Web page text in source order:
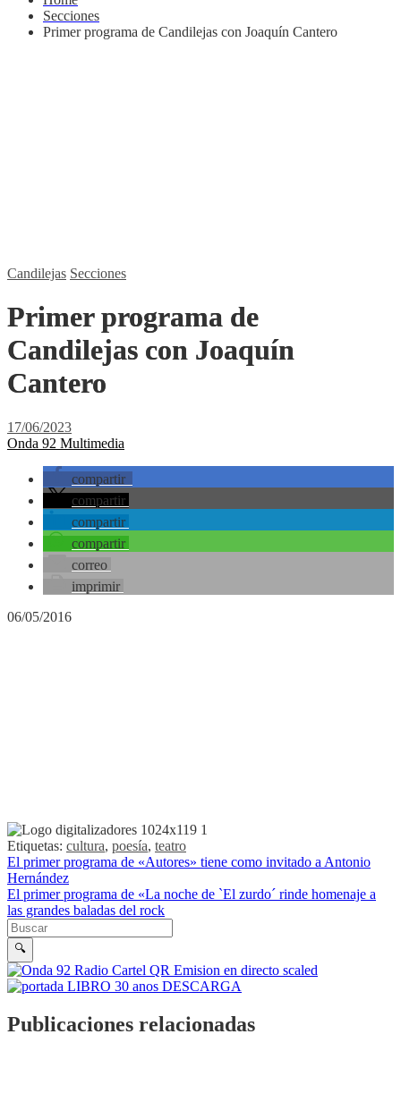
Secciones
Primer programa de Candilejas con Joaquín Cantero
Candilejas Secciones
Primer programa de
Candilejas con Joaquín
Cantero
17/06/2023
Onda 92 Multimedia
compartir
compartir
compartir
compartir
correo
imprimir
06/05/2016
Etiquetas: cultura, poesía, teatro
Navegación de entradas
El primer programa de «Autores» tiene como invitado a Antonio
Hernández
El primer programa de «La noche de `El zurdo´ rinde homenaje a
las grandes baladas del rock
Buscar en la web
Buscar
🔍
Publicaciones relacionadas